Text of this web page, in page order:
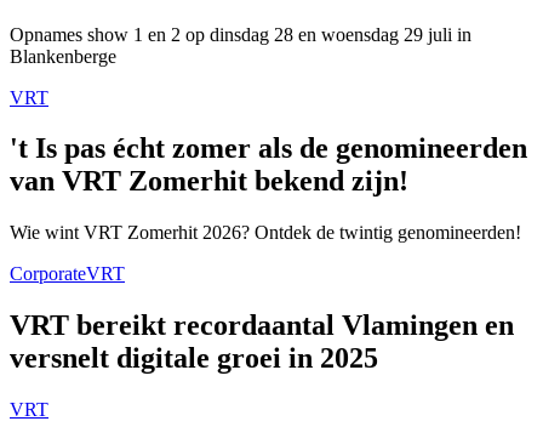
Opnames show 1 en 2 op dinsdag 28 en woensdag 29 juli in
Blankenberge
VRT
't Is pas écht zomer als de genomineerden
van VRT Zomerhit bekend zijn!
Wie wint VRT Zomerhit 2026? Ontdek de twintig genomineerden!
CorporateVRT
VRT bereikt recordaantal Vlamingen en
versnelt digitale groei in 2025
VRT